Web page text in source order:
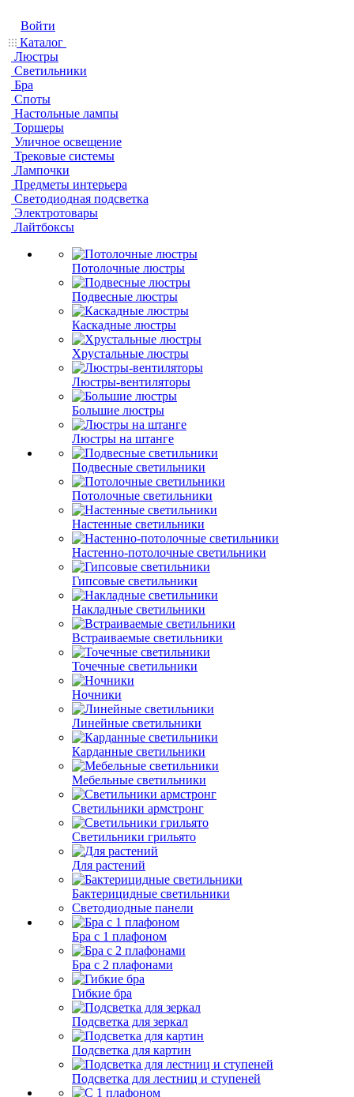
Войти
Каталог
Люстры
Светильники
Бра
Споты
Настольные лампы
Торшеры
Уличное освещение
Трековые системы
Лампочки
Предметы интерьера
Светодиодная подсветка
Электротовары
Лайтбоксы
Потолочные люстры
Подвесные люстры
Каскадные люстры
Хрустальные люстры
Люстры-вентиляторы
Большие люстры
Люстры на штанге
Подвесные светильники
Потолочные светильники
Настенные светильники
Настенно-потолочные светильники
Гипсовые светильники
Накладные светильники
Встраиваемые светильники
Точечные светильники
Ночники
Линейные светильники
Карданные светильники
Мебельные светильники
Светильники армстронг
Светильники грильято
Для растений
Бактерицидные светильники
Светодиодные панели
Бра с 1 плафоном
Бра с 2 плафонами
Гибкие бра
Подсветка для зеркал
Подсветка для картин
Подсветка для лестниц и ступеней